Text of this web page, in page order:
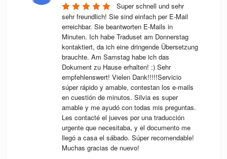
Super schnell und sehr
sehr freundlich! Sie sind einfach per E-Mail
erreichbar. Sie beantworten E-Mails in
Minuten. Ich habe Traduset am Donnerstag
kontaktiert, da ich eine dringende Übersetzung
brauchte. Am Samstag habe ich das
Dokument zu Hause erhalten! :) Sehr
empfehlenswert! Vielen Dank!!!!!Servicio
súper rápido y amable, contestan los e-mails
en cuestión de minutos. Silvia es super
amable y me ayudó con todas mis preguntas.
Les contacté el jueves por una traducción
urgente que necesitaba, y el documento me
llegó a casa el sábado. Súper recomendable!
Muchas gracias de nuevo!